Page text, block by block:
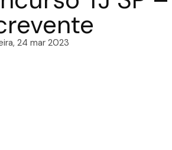
24 mar 2023